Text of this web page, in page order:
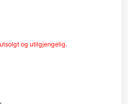
og utilgjengelig.